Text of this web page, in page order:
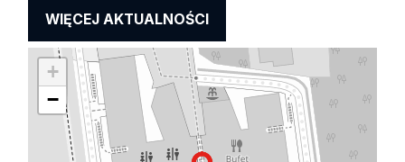
WIĘCEJ AKTUALNOŚCI
+
−